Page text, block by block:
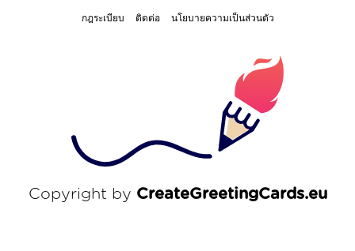
กฎระเบียบ ติดต่อ นโยบายความเป็นส่วนตัว
Copyright by CreateGreetingCards.eu